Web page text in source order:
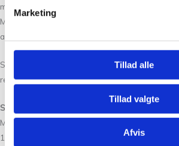
Marketing
Tillad alle
Tillad valgte
Afvis
masker i halsåbningen, og den lægges
Melange Sweater strikkes i to tråde tyndt
at opnå en melering.
Strik en prøvelap for at finde den
rette strikkefasthed.
Størrelsesguide
Melange Sweater bør have et bevægelsesrum (
15-20 cm i forhold til dit brystmål. Størrelserne